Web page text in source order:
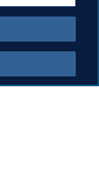
UEFA